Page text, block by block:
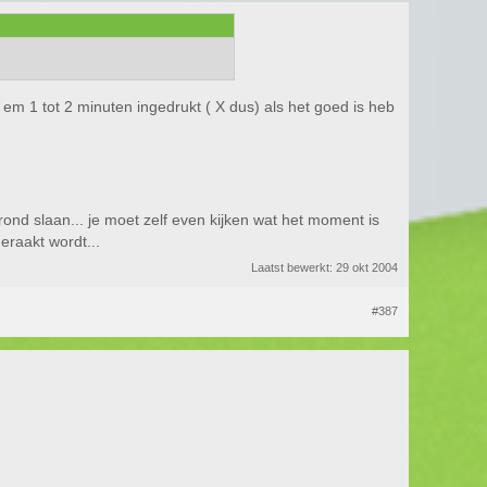
1 tot 2 minuten ingedrukt ( X dus) als het goed is heb
slaan... je moet zelf even kijken wat het moment is
wordt...
Laatst bewerkt: 29 okt 2004
#387